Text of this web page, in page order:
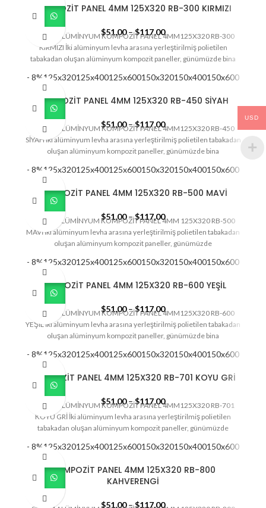
KOMPOZİT PANEL 4MM 125X320 RB-300 KIRMIZI
$51,00 –$117,00
SİSTEM ALÜMİNYUM KOMPOZİT PANEL 4MM125X320 RB-300
KIRMIZI İki alüminyum levha arasına yerleştirilmiş polietilen
tabakadan oluşan alüminyum kompozit paneller, günümüzde bina
- 8%125x320125x400125x600150x320150x400150x600
KOMPOZİT PANEL 4MM 125X320 RB-450 SİYAH
$51,00 –$117,00
SİSTEM ALÜMİNYUM KOMPOZİT PANEL 4MM125X320 RB-450
SİYAH İki alüminyum levha arasına yerleştirilmiş polietilen tabakadan
oluşan alüminyum kompozit paneller, günümüzde bina
- 8%125x320125x400125x600150x320150x400150x600
KOMPOZİT PANEL 4MM 125X320 RB-500 MAVİ
$51,00–$117,00
SİSTEM ALÜMİNYUM KOMPOZİT PANEL 4MM 125X320 RB-500
MAVİ İki alüminyum levha arasına yerleştirilmiş polietilen tabakadan
oluşan alüminyum kompozit paneller, günümüzde
- 8%125x320125x400125x600150x320150x400150x600
KOMPOZİT PANEL 4MM 125X320 RB-600 YEŞİL
$51,00 –$117,00
SİSTEM ALÜMİNYUM KOMPOZİT PANEL 4MM125X320 RB-600
YEŞİL İki alüminyum levha arasına yerleştirilmiş polietilen tabakadan
oluşan alüminyum kompozit paneller, günümüzde bina
- 8%125x320125x400125x600150x320150x400150x600
KOMPOZİT PANEL 4MM 125X320 RB-701 KOYU GRİ
$51,00 –$117,00
SİSTEM ALÜMİNYUM KOMPOZİT PANEL 4MM125X320 RB-701
KOYU GRİ İki alüminyum levha arasına yerleştirilmiş polietilen
tabakadan oluşan alüminyum kompozit paneller, günümüzde
- 8%125x320125x400125x600150x320150x400150x600
KOMPOZİT PANEL 4MM 125X320 RB-800
KAHVERENGİ
$51,00–$117,00
USD